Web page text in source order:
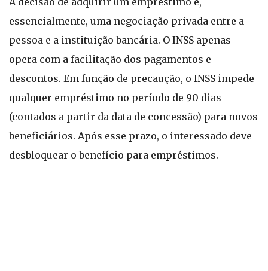
essencialmente, uma negociação privada entre a
pessoa e a instituição bancária. O INSS apenas
opera com a facilitação dos pagamentos e
descontos. Em função de precaução, o INSS impede
qualquer empréstimo no período de 90 dias
(contados a partir da data de concessão) para novos
beneficiários. Após esse prazo, o interessado deve
desbloquear o benefício para empréstimos.